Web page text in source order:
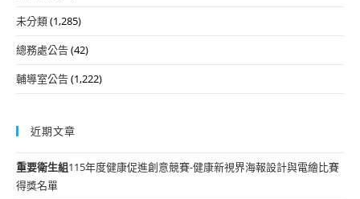
未分類(1,285)
總務處公告(42)
輔導室公告(1,222)
近期文章
重要衛生組115年度健康促進創意競賽-健康新視界海報設計與電繪比賽
得獎名單